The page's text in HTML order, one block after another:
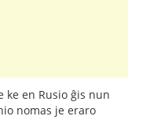
ke en Rusio ĝis nun
nomas je eraro